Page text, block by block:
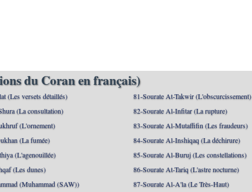
du Coran en français)
(Les versets détaillés)
(La consultation)
(L'ornement)
(La fumée)
(L'agenouillée)
(Les dunes)
(Muhammad (SAW))
81-Sourate At-Takwir (L'obscurcissement)
82-Sourate Al-Infitar (La rupture)
83-Sourate Al-Mutaffifin (Les fraudeurs)
84-Sourate Al-Inshiqaq (La déchirure)
85-Sourate Al-Buruj (Les constellations)
86-Sourate At-Tariq (L'astre nocturne)
87-Sourate Al-A'la (Le Très-Haut)